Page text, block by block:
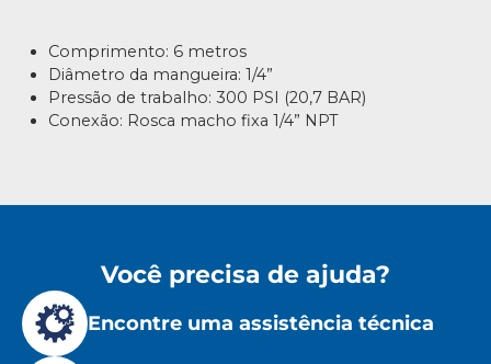
Comprimento: 6 metros
Diâmetro da mangueira: 1/4”
Pressão de trabalho: 300 PSI (20,7 BAR)
Conexão: Rosca macho fixa 1/4” NPT
Você precisa de ajuda?
Encontre uma assistência técnica